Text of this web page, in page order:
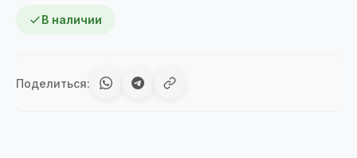
шоколадом"
В наличии
Поделиться: